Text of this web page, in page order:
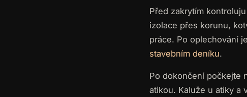
Před zakrytím
izolace přes korunu,
práce. Po oplechování
stavebním deníku.
Po dokončení počkejte
atikou. Kaluže u atiky a